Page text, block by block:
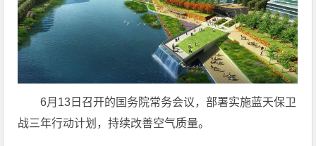
6月13日召开的国务院常务会议，部署实施蓝天保卫
战三年行动计划，持续改善空气质量。